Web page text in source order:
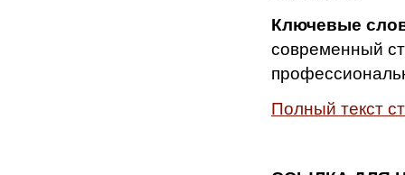
Ключевые
современный
Полный текст